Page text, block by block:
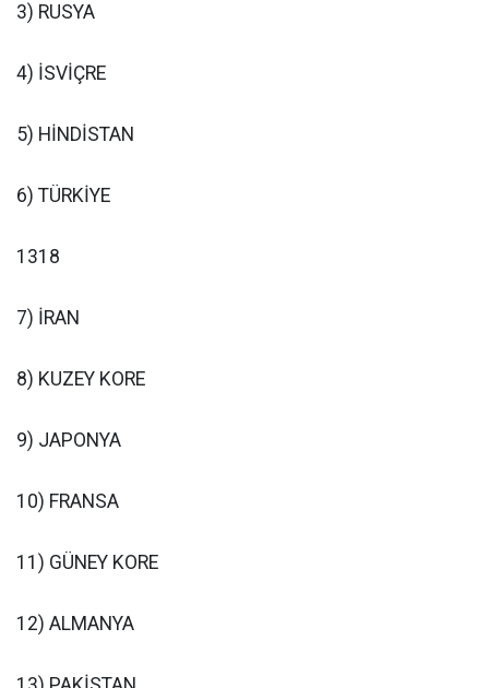
3) RUSYA
4) İSVİÇRE
5) HİNDİSTAN
6) TÜRKİYE
1318
7) İRAN
8) KUZEY KORE
9) JAPONYA
10) FRANSA
11) GÜNEY KORE
12) ALMANYA